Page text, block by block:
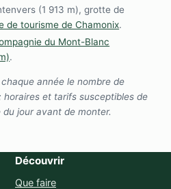
(1 913 m), grotte de
de tourisme de Chamonix.
du Mont-Blanc
.
année le nombre de
et tarifs susceptibles de
jour avant de monter.
Découvrir
Que faire